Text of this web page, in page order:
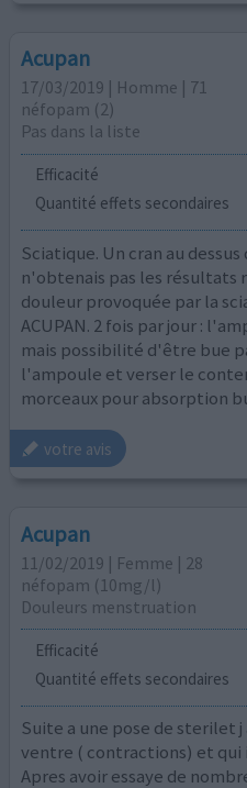
Acupan
17/03/2019 | Homme | 71
néfopam (2)
Pas dans la liste
Efficacité
Quantité effets secondaires
Sciatique. Un cran au
n'obtenais pas les résultats
douleur provoquée par la
ACUPAN. 2 fois par jour :
mais possibilité d'être bue
l'ampoule et verser le
morceaux pour absorption
votre avis
Acupan
11/02/2019 | Femme | 28
néfopam (10mg/l)
Douleurs menstruation
Efficacité
Quantité effets secondaires
Suite a une pose de sterilet j
ventre ( contractions) et qui
Apres avoir essaye de